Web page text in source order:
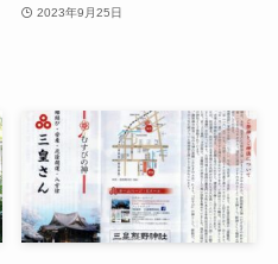
2023年9月25日